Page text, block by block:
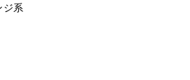
ジ系